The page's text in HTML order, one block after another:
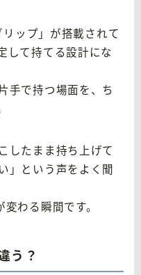
ップ」が搭載されて
して持てる設計にな
手で持つ場面を、ち
したまま持ち上げて
」という声をよく聞
わる瞬間です。
う？